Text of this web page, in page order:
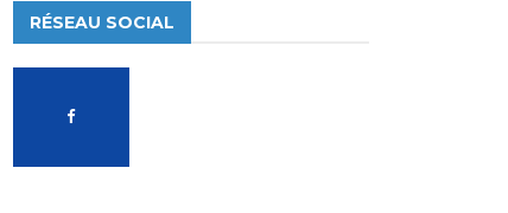
RÉSEAU SOCIAL